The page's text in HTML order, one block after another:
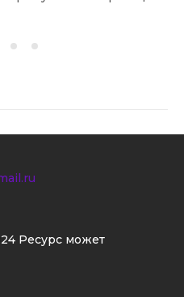
Ресурс может